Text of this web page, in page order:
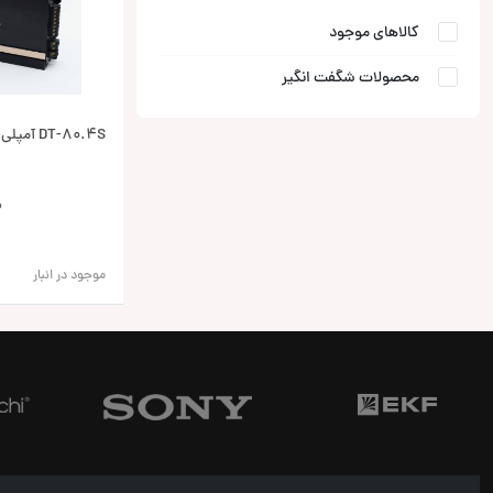
کالاهای موجود
محصولات شگفت انگیر
DT-80.4S آمپلی فایر دنتی Danty
موجود در انبار